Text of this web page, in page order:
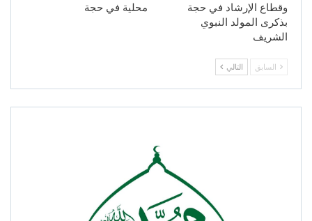
وقطاع الإرشاد في حجة
بذكرى المولد النبوي
الشريف
محلية في حجة
السابق التالي